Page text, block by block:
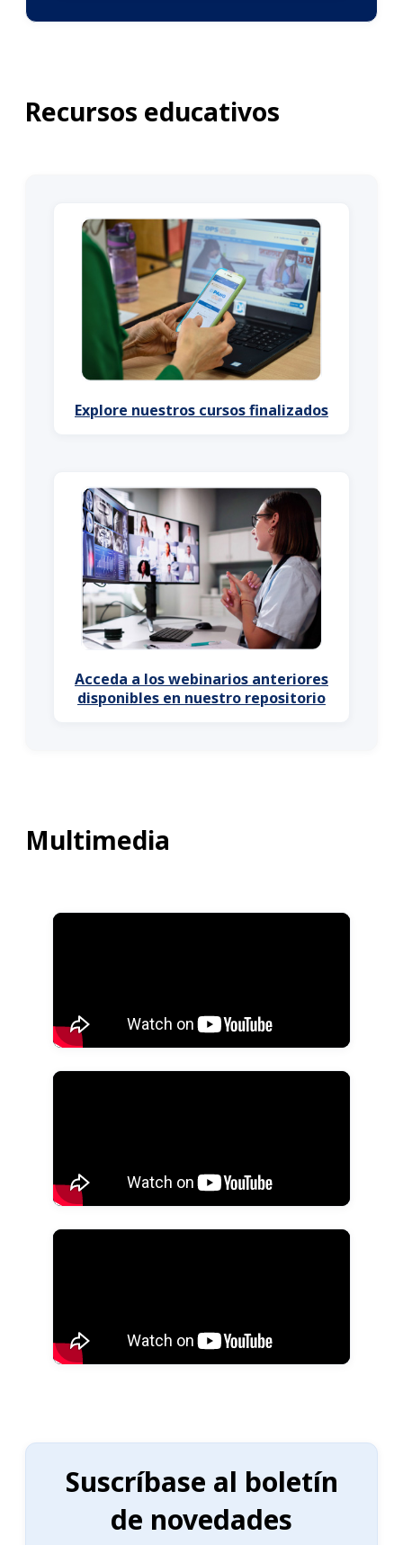
Recursos educativos
Explore nuestros cursos finalizados
Acceda a los webinarios anteriores
disponibles en nuestro repositorio
Multimedia
Suscríbase al boletín
de novedades